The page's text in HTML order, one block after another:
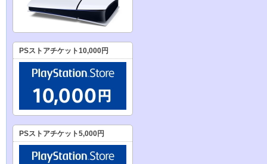
PSストアチケット10,000円
PSストアチケット5,000円